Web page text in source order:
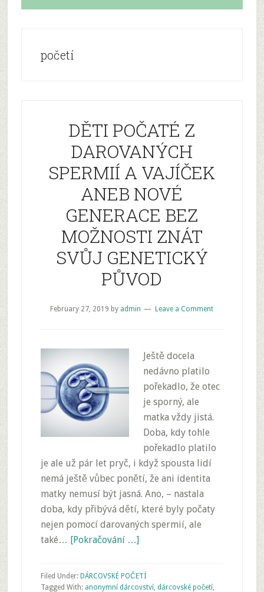
početí
DĚTI POČATÉ Z
DAROVANÝCH
SPERMIÍ A VAJÍČEK
ANEB NOVÉ
GENERACE BEZ
MOŽNOSTI ZNÁT
SVŮJ GENETICKÝ
PŮVOD
February 27, 2019 by admin Leave a Comment
Ještě docela
nedávno platilo
pořekadlo, že otec
je sporný, ale
matka vždy jistá.
Doba, kdy tohle
pořekadlo platilo
je ale už pár let pryč, i když spousta lidí
nemá ještě vůbec ponětí, že ani identita
matky nemusí být jasná. Ano, – nastala
doba, kdy přibývá dětí, které byly počaty
nejen pomocí darovaných spermií, ale
také… [Pokračování …]
Filed Under: DÁRCOVSKÉ POČETÍ
Tagged With: anonymní dárcovství, dárcovské početí,